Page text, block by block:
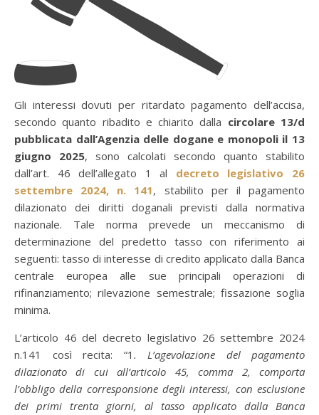
Gli interessi dovuti per ritardato pagamento dell’accisa,
secondo quanto ribadito e chiarito dalla circolare 13/d
pubblicata dall’Agenzia delle dogane e monopoli il 13
giugno 2025, sono calcolati secondo quanto stabilito
dall’art. 46 dell’allegato 1 al decreto legislativo 26
settembre 2024, n. 141, stabilito per il pagamento
dilazionato dei diritti doganali previsti dalla normativa
nazionale. Tale norma prevede un meccanismo di
determinazione del predetto tasso con riferimento ai
seguenti: tasso di interesse di credito applicato dalla Banca
centrale europea alle sue principali operazioni di
rifinanziamento; rilevazione semestrale; fissazione soglia
minima.
L’articolo 46 del decreto legislativo 26 settembre 2024
n.141 così recita: “1 . L’agevolazione del pagamento
dilazionato di cui all’articolo 45, comma 2, comporta
l’obbligo della corresponsione degli interessi, con esclusione
dei primi trenta giorni, al tasso applicato dalla Banca